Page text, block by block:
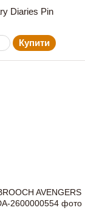
Diaries Pin
Купити